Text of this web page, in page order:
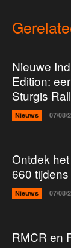
Nieuwe
Edition:
Sturgis
Nieuws 07/08/
Ontdek
660
Nieuws 07/08/
RMCR en